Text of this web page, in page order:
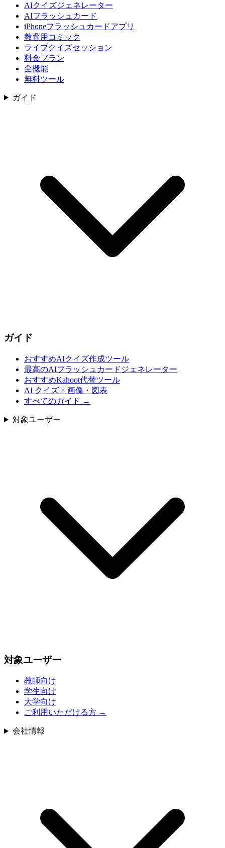
AIクイズジェネレーター
AIフラッシュカード
iPhoneフラッシュカードアプリ
教育用コミック
ライブクイズセッション
料金プラン
全機能
無料ツール
ガイド
ガイド
おすすめAIクイズ作成ツール
最高のAIフラッシュカードジェネレーター
おすすめKahoot代替ツール
AI クイズ × 画像・図表
すべてのガイド →
対象ユーザー
対象ユーザー
教師向け
学生向け
大学向け
ご利用いただける方 →
会社情報